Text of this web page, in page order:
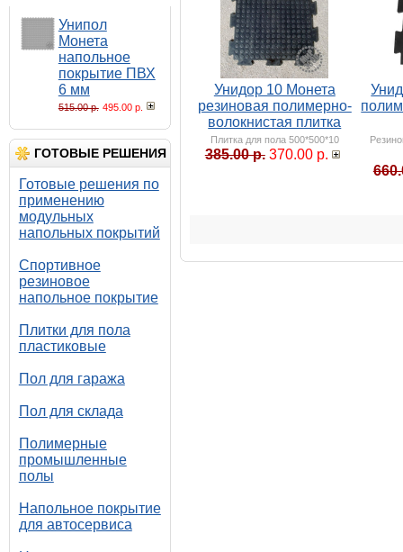
Унипол
Монета
напольное
покрытие ПВХ
6 мм
515.00 р. 495.00 р.
ГОТОВЫЕ РЕШЕНИЯ
Готовые решения по
применению
модульных
напольных покрытий
Спортивное
резиновое
напольное покрытие
Плитки для пола
пластиковые
Пол для гаража
Пол для склада
Полимерные
промышленные
полы
Напольное покрытие
для автосервиса
Унидор 10 Монета
резиновая полимерно-
волокнистая плитка
Плитка для пола 500*500*10
385.00 р. 370.00 р.